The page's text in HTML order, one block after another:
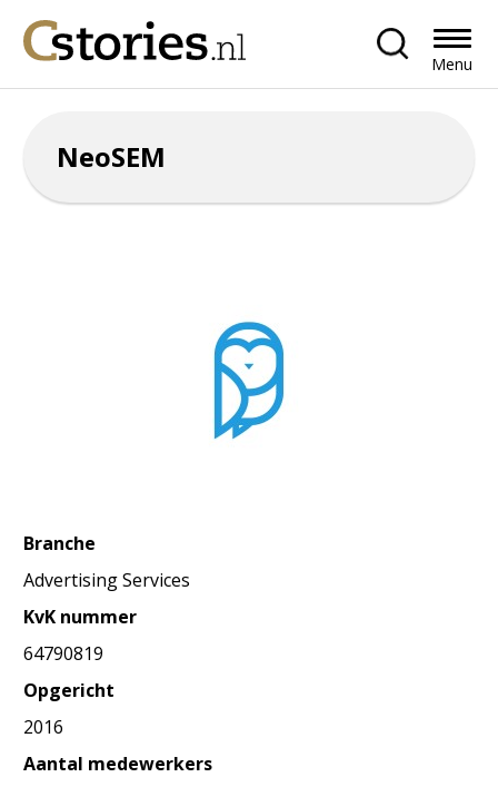
Menu
NeoSEM
Branche
Advertising Services
KvK nummer
64790819
Opgericht
2016
Aantal medewerkers